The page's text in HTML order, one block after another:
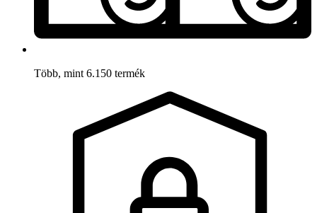
Több, mint 6.150 termék